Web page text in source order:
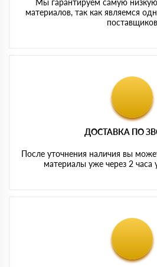
материалов, так как являемся
поставщиков
ДОСТАВКА ПО
После уточнения наличия вы
материалы уже через 2 часа